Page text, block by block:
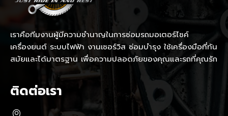
เราคือทีมงานผู้มีความชำนาญในการซ่อมรถมอเตอร์ไซค์
เครื่องยนต์ ระบบไฟฟ้า งานเซอร์วิส ซ่อมบำรุง ใช้เครื่องมือที่ทัน
สมัยและได้มาตรฐาน เพื่อความปลอดภัยของคุณและรถที่คุณรัก
ติดต่อเรา